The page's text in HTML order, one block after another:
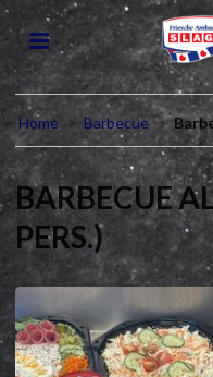
Home Barbecue
BARBECUE
PERS.)